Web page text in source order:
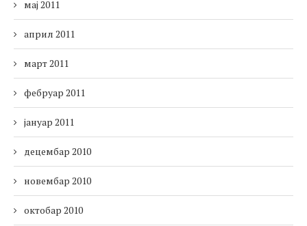
мај 2011
април 2011
март 2011
фебруар 2011
јануар 2011
децембар 2010
новембар 2010
октобар 2010